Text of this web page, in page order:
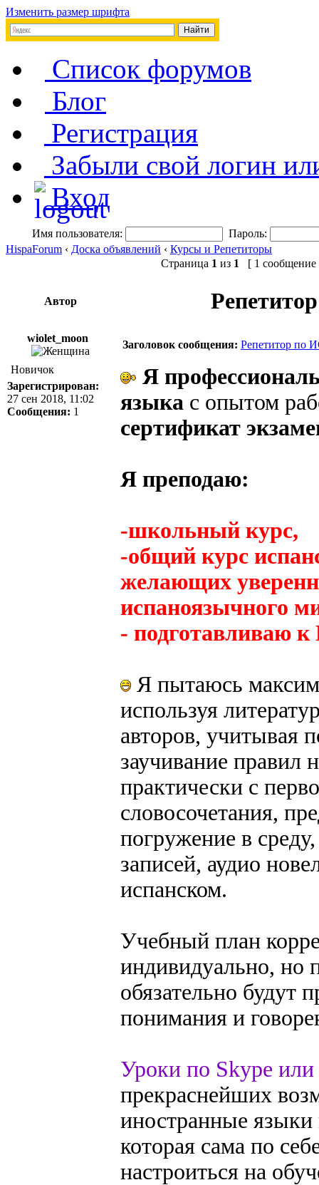
Изменить размер шрифта
Список форумов
Блог
Регистрация
Забыли свой логин
Вход
Имя пользователя:
Пароль:
HispaForum ‹ Доска объявлений ‹ Курсы и Репетиторы
Страница 1 из 1 [ 1 сообщение
Автор
wiolet_moon
Заголовок сообщения: Репетитор
Новичок
Зарегистрирован:
27 сен 2018, 11:02
Сообщения: 1
Я
языка с опытом
сертификат
Я преподаю:
-школьный курс,
-общий курс
желающих
испаноязычного
- подготавливаю к
Я пытаюсь
используя
авторов, учитывая
заучивание правил
практически с
словосочетания,
погружение в
записей, аудио
испанском.
Учебный план
индивидуально, но
обязательно будут
понимания и
Уроки по Skype
прекраснейших
иностранные языки
которая сама по
настроиться на